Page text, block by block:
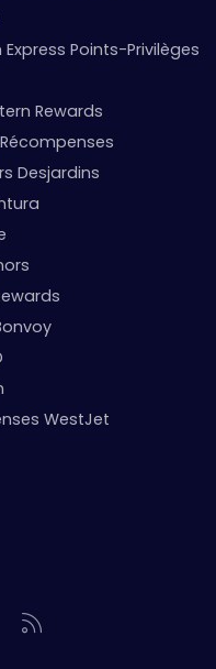
Points-Privilèges
Rewards
Desjardins
WestJet